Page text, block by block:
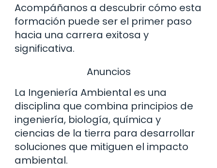
Acompáñanos a descubrir cómo esta
formación puede ser el primer paso
hacia una carrera exitosa y
significativa.
Anuncios
La Ingeniería Ambiental es una
disciplina que combina principios de
ingeniería, biología, química y
ciencias de la tierra para desarrollar
soluciones que mitiguen el impacto
ambiental.